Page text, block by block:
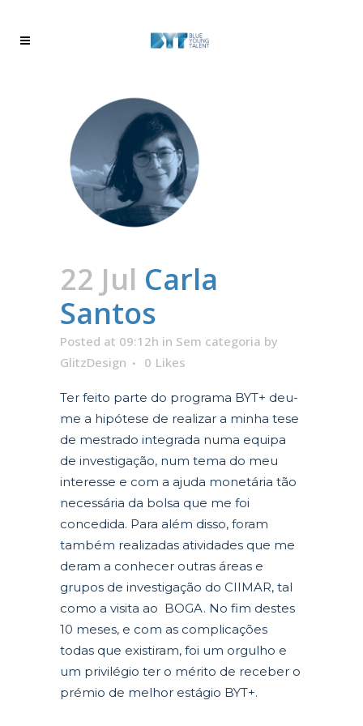
22 Jul Carla
Santos
Posted at 09:12h in Sem categoria by
GlitzDesign
0 Likes
Ter feito parte do programa BYT+ deu-
me a hipótese de realizar a minha tese
de mestrado integrada numa equipa
de investigação, num tema do meu
interesse e com a ajuda monetária tão
necessária da bolsa que me foi
concedida. Para além disso, foram
também realizadas atividades que me
deram a conhecer outras áreas e
grupos de investigação do CIIMAR, tal
como a visita ao BOGA. No fim destes
10 meses, e com as complicações
todas que existiram, foi um orgulho e
um privilégio ter o mérito de receber o
prémio de melhor estágio BYT+.